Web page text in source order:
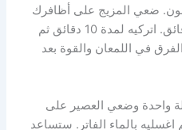
ضعي المزيج على أظافرك
وقومي بتدليكها بلطف لمدة 5 دقائق. اتركيه لمدة 10 دقائق ثم
في اللمعان والقوة بعد
واحدة وضعي العصير على
لمدة 15 دقيقة ثم اغسليه بالماء الفاتر. ستساعد